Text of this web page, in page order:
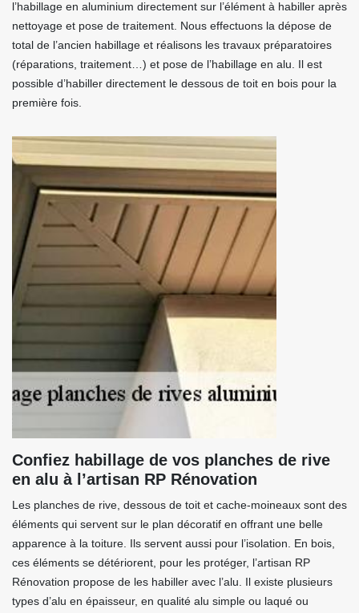
l’habillage en aluminium directement sur l’élément à habiller après
nettoyage et pose de traitement. Nous effectuons la dépose de
total de l’ancien habillage et réalisons les travaux préparatoires
(réparations, traitement…) et pose de l’habillage en alu. Il est
possible d’habiller directement le dessous de toit en bois pour la
première fois.
Confiez habillage de vos planches de rive
en alu à l’artisan RP Rénovation
Les planches de rive, dessous de toit et cache-moineaux sont des
éléments qui servent sur le plan décoratif en offrant une belle
apparence à la toiture. Ils servent aussi pour l’isolation. En bois,
ces éléments se détériorent, pour les protéger, l’artisan RP
Rénovation propose de les habiller avec l’alu. Il existe plusieurs
types d’alu en épaisseur, en qualité alu simple ou laqué ou